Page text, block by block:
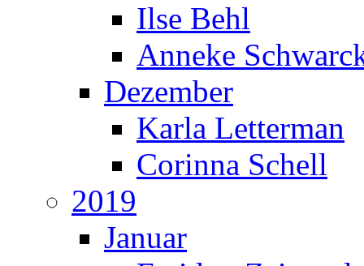
Ilse Behl
Anneke
Dezember
Karla Letterman
Corinna Schell
2019
Januar